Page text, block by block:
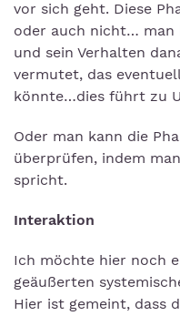
vor sich geht. Diese
oder auch nicht… man
und sein Verhalten
vermutet, das
könnte…dies führt zu
Oder man kann die
überprüfen, indem
spricht.
Interaktion
Ich möchte hier noch
geäußerten
Hier ist gemeint, dass